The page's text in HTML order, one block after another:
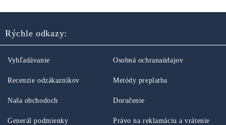
Rýchle odkazy:
Vyhľadávanie
Recenzie odzákazníkov
Naša obchodoch
Generál podmienky
Osobná ochranaúdajov
Metódy preplatba
Doručenie
Právo na reklamáciu a vrátenie